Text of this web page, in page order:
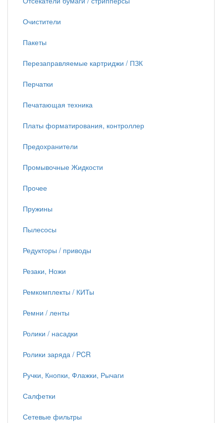
Очистители
Пакеты
Перезаправляемые картриджи / ПЗК
Перчатки
Печатающая техника
Платы форматирования, контроллер
Предохранители
Промывочные Жидкости
Прочее
Пружины
Пылесосы
Редукторы / приводы
Резаки, Ножи
Ремкомплекты / КИТы
Ремни / ленты
Ролики / насадки
Ролики заряда / PCR
Ручки, Кнопки, Флажки, Рычаги
Салфетки
Сетевые фильтры